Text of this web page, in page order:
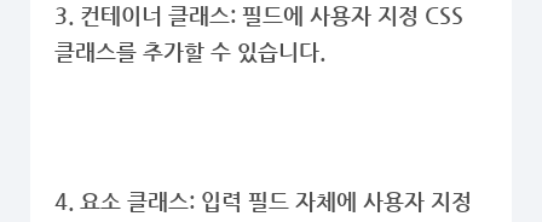
3. 컨테이너 클래스: 필드에 사용자 지정 CSS
클래스를 추가할 수 있습니다.
4. 요소 클래스: 입력 필드 자체에 사용자 지정